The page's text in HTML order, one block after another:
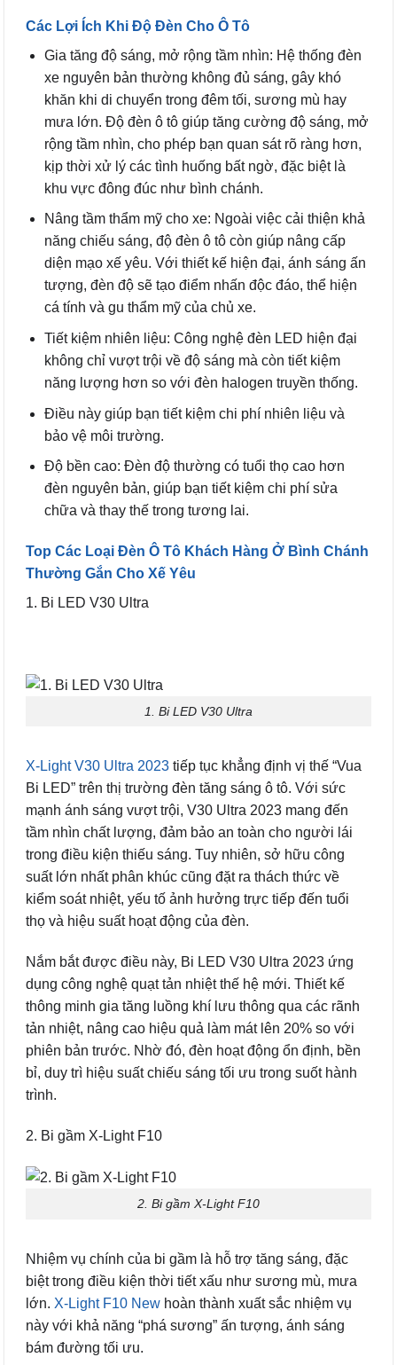
Các Lợi Ích Khi Độ Đèn Cho Ô Tô
Gia tăng độ sáng, mở rộng tầm nhìn: Hệ thống đèn
xe nguyên bản thường không đủ sáng, gây khó
khăn khi di chuyển trong đêm tối, sương mù hay
mưa lớn. Độ đèn ô tô giúp tăng cường độ sáng, mở
rộng tầm nhìn, cho phép bạn quan sát rõ ràng hơn,
kịp thời xử lý các tình huống bất ngờ, đặc biệt là
khu vực đông đúc như bình chánh.
Nâng tầm thẩm mỹ cho xe: Ngoài việc cải thiện khả
năng chiếu sáng, độ đèn ô tô còn giúp nâng cấp
diện mạo xế yêu. Với thiết kế hiện đại, ánh sáng ấn
tượng, đèn độ sẽ tạo điểm nhấn độc đáo, thể hiện
cá tính và gu thẩm mỹ của chủ xe.
Tiết kiệm nhiên liệu: Công nghệ đèn LED hiện đại
không chỉ vượt trội về độ sáng mà còn tiết kiệm
năng lượng hơn so với đèn halogen truyền thống.
Điều này giúp bạn tiết kiệm chi phí nhiên liệu và
bảo vệ môi trường.
Độ bền cao: Đèn độ thường có tuổi thọ cao hơn
đèn nguyên bản, giúp bạn tiết kiệm chi phí sửa
chữa và thay thế trong tương lai.
Top Các Loại Đèn Ô Tô Khách Hàng Ở Bình Chánh
Thường Gắn Cho Xế Yêu
1. Bi LED V30 Ultra
1. Bi LED V30 Ultra
X-Light V30 Ultra 2023 tiếp tục khẳng định vị thế “Vua
Bi LED” trên thị trường đèn tăng sáng ô tô. Với sức
mạnh ánh sáng vượt trội, V30 Ultra 2023 mang đến
tầm nhìn chất lượng, đảm bảo an toàn cho người lái
trong điều kiện thiếu sáng. Tuy nhiên, sở hữu công
suất lớn nhất phân khúc cũng đặt ra thách thức về
kiểm soát nhiệt, yếu tố ảnh hưởng trực tiếp đến tuổi
thọ và hiệu suất hoạt động của đèn.
Nắm bắt được điều này, Bi LED V30 Ultra 2023 ứng
dụng công nghệ quạt tản nhiệt thế hệ mới. Thiết kế
thông minh gia tăng luồng khí lưu thông qua các rãnh
tản nhiệt, nâng cao hiệu quả làm mát lên 20% so với
phiên bản trước. Nhờ đó, đèn hoạt động ổn định, bền
bỉ, duy trì hiệu suất chiếu sáng tối ưu trong suốt hành
trình.
2. Bi gầm X-Light F10
2. Bi gầm X-Light F10
Nhiệm vụ chính của bi gầm là hỗ trợ tăng sáng, đặc
biệt trong điều kiện thời tiết xấu như sương mù, mưa
lớn. X-Light F10 New hoàn thành xuất sắc nhiệm vụ
này với khả năng “phá sương” ấn tượng, ánh sáng
bám đường tối ưu.